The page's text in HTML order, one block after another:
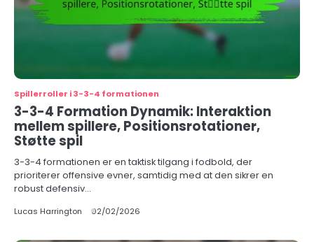
Spillerroller i 3-3-4 formationen
3-3-4 Formation Dynamik: Interaktion
mellem spillere, Positionsrotationer,
Støtte spil
3-3-4 formationen er en taktisk tilgang i fodbold, der
prioriterer offensive evner, samtidig med at den sikrer en
robust defensiv…
Lucas Harrington 02/02/2026